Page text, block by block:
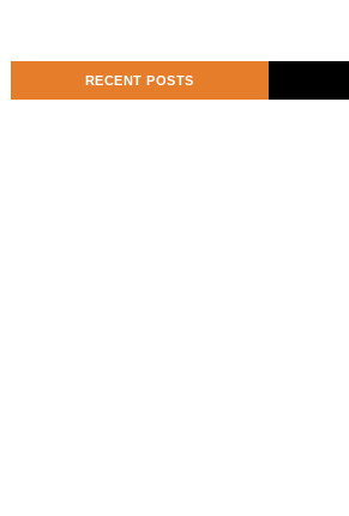
RECENT POSTS